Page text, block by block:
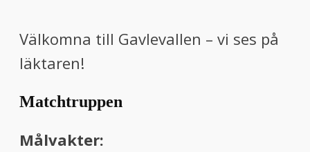
Välkomna till Gavlevallen – vi ses på
läktaren!
Matchtruppen
Målvakter: